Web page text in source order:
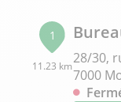
1
11.23 km28/30,
7000